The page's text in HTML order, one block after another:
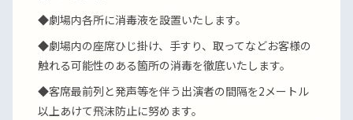
◆劇場内各所に消毒液を設置いたします。
◆劇場内の座席ひじ掛け、手すり、取ってなどお客様の
触れる可能性のある箇所の消毒を徹底いたします。
◆客席最前列と発声等を伴う出演者の間隔を2メートル
以上あけて飛沫防止に努めます。